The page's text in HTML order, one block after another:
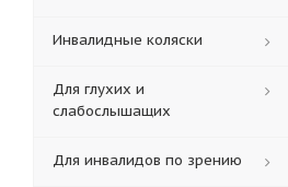
Инвалидные коляски
Для глухих и
слабослышащих
Для инвалидов по зрению